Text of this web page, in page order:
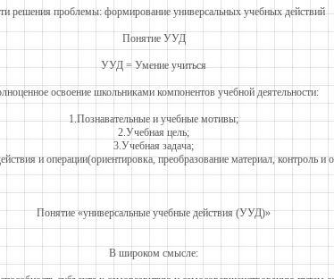
решения проблемы: формирование универсальных учебных действий
Понятие УУД
УУД = Умение учиться
освоение школьниками компонентов учебной деятельности:
1.Познавательные и учебные мотивы;
2.Учебная цель;
3.Учебная задача;
и операции(ориентировка, преобразование материал, контроль и
Понятие «универсальные учебные действия (УУД)»
В широком смысле: